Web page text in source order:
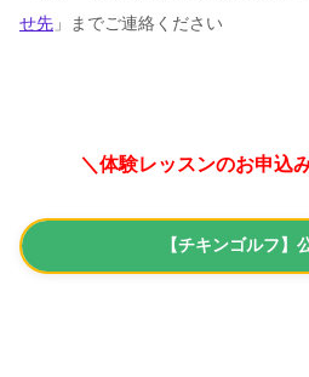
せ先 」までご連絡ください
＼体験レッスンのお申込
【チキンゴルフ】